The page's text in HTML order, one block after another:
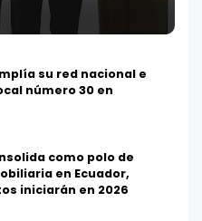
su red nacional e
número 30 en
como polo de
en Ecuador,
iniciarán en 2026